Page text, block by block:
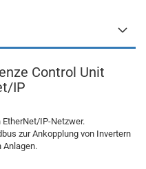
Control Unit
IP
IP-Netzwer.
zur Ankopplung von Invertern
Anlagen.